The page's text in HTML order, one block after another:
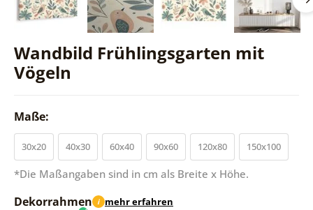
Wandbild Frühlingsgarten mit
Vögeln
Maße:
30x20 40x30 60x40 90x60 120x80 150x100
*Die Maßangaben sind in cm als Breite x Höhe.
Dekorrahmen i mehr erfahren